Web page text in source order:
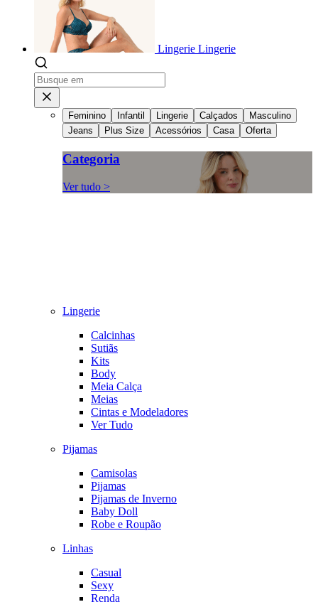
Lingerie Lingerie
Feminino Infantil Lingerie Calçados
Masculino
Jeans
Plus Size Acessórios Casa Oferta
Categoria
Ver tudo >
Lingerie
Calcinhas
Sutiãs
Kits
Body
Meia Calça
Meias
Cintas e Modeladores
Ver Tudo
Pijamas
Camisolas
Pijamas
Pijamas de Inverno
Baby Doll
Robe e Roupão
Linhas
Casual
Sexy
Renda